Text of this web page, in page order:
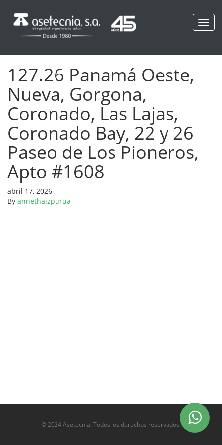
127.26 Panamá Oeste,
Nueva, Gorgona,
Coronado, Las Lajas,
Coronado Bay, 22 y 26
Paseo de Los Pioneros,
Apto #1608
abril 17, 2026
By annethaizpurua
© 2024 Asetecnia. Todos los derechos reservados.